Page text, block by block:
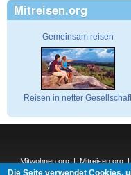
Mitreisen.org
Gemeinsam reisen
Reisen in netter Gesellschaft
Mitwohnen.org | Mitreisen.org |
Die Seite verwendet Cookies,